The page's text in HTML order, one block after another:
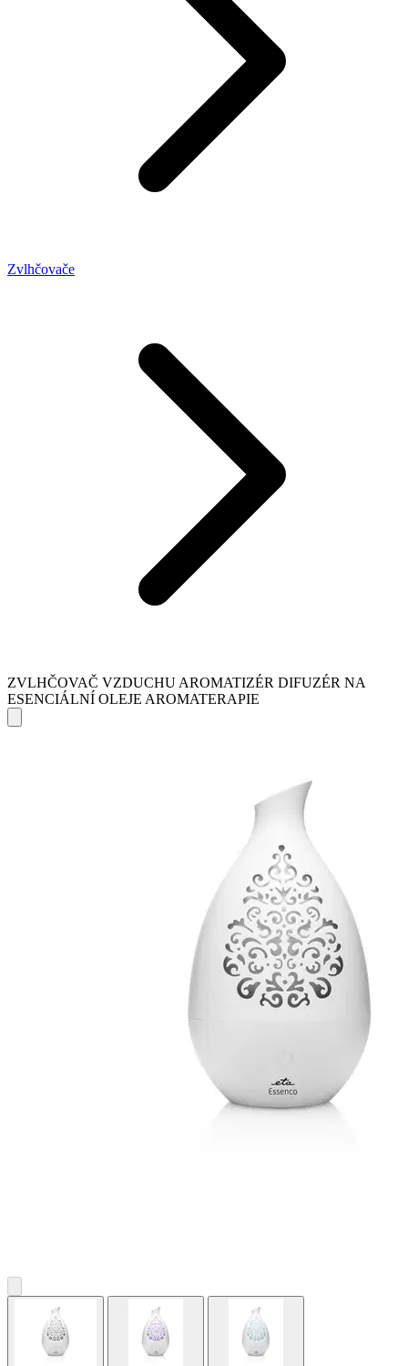
Zvlhčovače
ZVLHČOVAČ VZDUCHU AROMATIZÉR DIFUZÉR NA
ESENCIÁLNÍ OLEJE AROMATERAPIE